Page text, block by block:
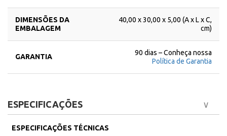
DIMENSÕES DA
EMBALAGEM
40,00 x 30,00 x 5,00 (A x L x C,
cm)
GARANTIA
90 dias – Conheça nossa
Política de Garantia
ESPECIFICAÇÕES
ESPECIFICAÇÕES TÉCNICAS